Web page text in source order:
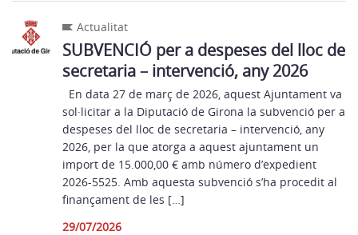
Actualitat
SUBVENCIÓ per a despeses del lloc de
secretaria – intervenció, any 2026
En data 27 de març de 2026, aquest Ajuntament va
sol·licitar a la Diputació de Girona la subvenció per a
despeses del lloc de secretaria – intervenció, any
2026, per la que atorga a aquest ajuntament un
import de 15.000,00 € amb número d’expedient
2026-5525. Amb aquesta subvenció s’ha procedit al
finançament de les […]
29/07/2026